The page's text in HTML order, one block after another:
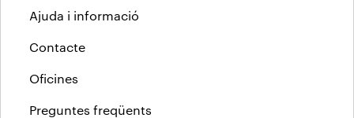
Ajuda i informació
Contacte
Oficines
Preguntes freqüents